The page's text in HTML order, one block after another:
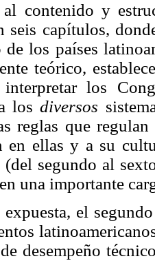
contenido y
seis capítulos,
los países
teórico,
los
a losdiversos
reglas que
en ellas y a su
(del segundo al
una importante
el
desempeño